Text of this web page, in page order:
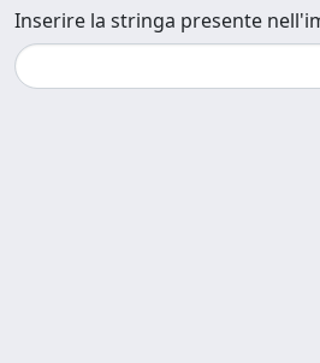
Inserire la stringa presente